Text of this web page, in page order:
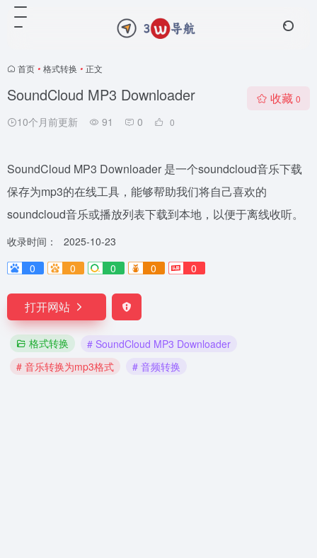
首页 • 格式转换 • 正文
SoundCloud MP3 Downloader
10个月前更新 91 0 0
收藏 0
SoundCloud MP3 Downloader 是一个soundcloud音乐下载
保存为mp3的在线工具，能够帮助我们将自己喜欢的
soundcloud音乐或播放列表下载到本地，以便于离线收听。
收录时间：
2025-10-23
0
0 0 0 0
打开网站
格式转换
# SoundCloud MP3 Downloader
# 音乐转换为mp3格式
# 音频转换